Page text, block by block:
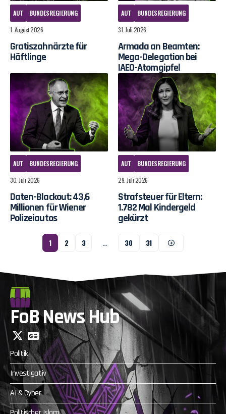
AUT
BUNDESREGIERUNG
1. August 2026
Gratiszahnärzte für
Häftlinge
AUT
BUNDESREGIERUNG
31. Juli 2026
Armada an Beamten:
Mega-Delegation bei
IAEO-Atomgipfel
AUT
BUNDESREGIERUNG
30. Juli 2026
Daten-Blackout: 43,6
Millionen für Wiener
Polizeiautos
AUT
BUNDESREGIERUNG
29. Juli 2026
Strafsteuer für Eltern:
1.782 Mal Kindergeld
gekürzt
1 2 3 … 30 31
FoB News Hub
Politik
Investigativ
AI & Cyber